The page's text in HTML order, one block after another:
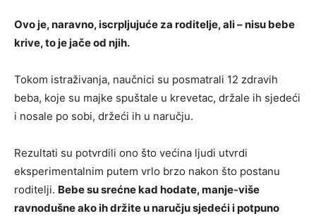
Ovo je, naravno, iscrpljujuće za roditelje, ali – nisu bebe
krive, to je jače od njih.
Tokom istraživanja, naučnici su posmatrali 12 zdravih
beba, koje su majke spuštale u krevetac, držale ih sjedeći
i nosale po sobi, držeći ih u naručju.
Rezultati su potvrdili ono što većina ljudi utvrdi
eksperimentalnim putem vrlo brzo nakon što postanu
roditelji. Bebe su srećne kad hodate, manje-više
ravnodušne ako ih držite u naručju sjedeći i potpuno